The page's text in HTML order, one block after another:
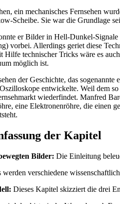
ein mechanisches Fernsehen
Scheibe. Sie war die Grundlage
er Bilder in Hell-Dunkel-Signale
vorbei. Allerdings geriet diese
Hilfe technischer Tricks wäre es
möglich ist.
der Geschichte, das
entwickelte. Weil dem so
wiederfindet. Manfred
eine Elektronenröhre, die einen
der Kapitel
Bilder: Die Einleitung
werden verschiedene
Dieses Kapitel skizziert die drei